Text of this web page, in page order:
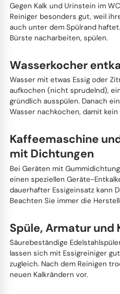
Gegen Kalk und Urinstein im
Reiniger besonders gut, weil
auch unter dem Spülrand
Bürste nacharbeiten, spülen.
Wasserkocher
Wasser mit etwas Essig oder
aufkochen (nicht sprudelnd),
gründlich ausspülen. Danach
Wasser nachkochen, damit
Kaffeemaschine
mit Dichtungen
Bei Geräten mit
einen speziellen Geräte-
dauerhafter Essigeinsatz kann
Beachten Sie immer die
Spüle, Armatur und
Säurebeständige
lassen sich mit Essigreiniger
zugleich. Nach dem Reinigen
neuen Kalkrändern vor.